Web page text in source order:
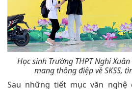
Học sinh Trường THPT Nghi
mang thông điệp về SKSS,
Sau những tiết mục văn nghệ